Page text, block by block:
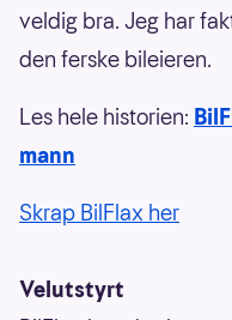
veldig bra. Jeg har
den ferske bileieren.
Les hele historien:
mann
Skrap BilFlax her
Velutstyrt